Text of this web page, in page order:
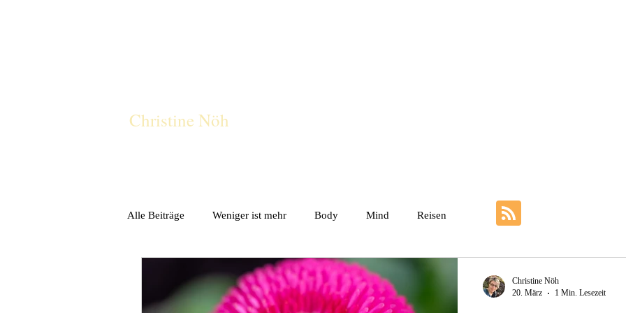
Christine Nöh
Alle Beiträge Weniger ist mehr Body Mind Reisen
Christine Nöh
20. März
1 Min. Lesezeit